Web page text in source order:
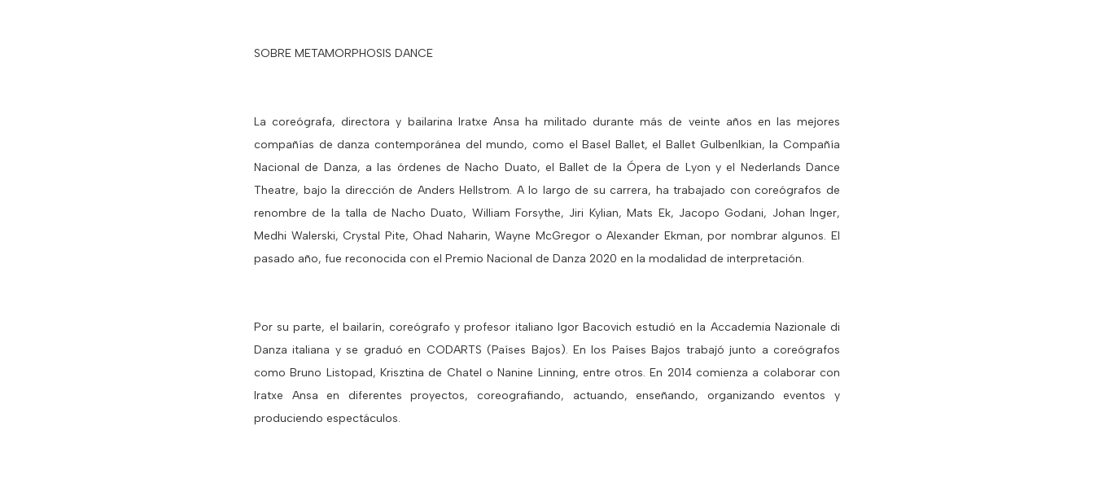
SOBRE METAMORPHOSIS DANCE
La coreógrafa, directora y bailarina Iratxe Ansa ha militado durante más de veinte años en las mejores
compañías de danza contemporánea del mundo, como el Basel Ballet, el Ballet Gulbenlkian, la Compañía
Nacional de Danza, a las órdenes de Nacho Duato, el Ballet de la Ópera de Lyon y el Nederlands Dance
Theatre, bajo la dirección de Anders Hellstrom. A lo largo de su carrera, ha trabajado con coreógrafos de
renombre de la talla de Nacho Duato, William Forsythe, Jiri Kylian, Mats Ek, Jacopo Godani, Johan Inger,
Medhi Walerski, Crystal Pite, Ohad Naharin, Wayne McGregor o Alexander Ekman, por nombrar algunos. El
pasado año, fue reconocida con el Premio Nacional de Danza 2020 en la modalidad de interpretación.
Por su parte, el bailarín, coreógrafo y profesor italiano Igor Bacovich estudió en la Accademia Nazionale di
Danza italiana y se graduó en CODARTS (Países Bajos). En los Países Bajos trabajó junto a coreógrafos
como Bruno Listopad, Krisztina de Chatel o Nanine Linning, entre otros. En 2014 comienza a colaborar con
Iratxe Ansa en diferentes proyectos, coreografiando, actuando, enseñando, organizando eventos y
produciendo espectáculos.